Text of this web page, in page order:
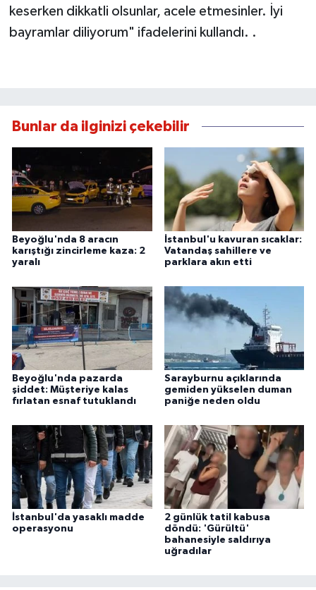
keserken dikkatli olsunlar, acele etmesinler. İyi
bayramlar diliyorum" ifadelerini kullandı. .
Bunlar da ilginizi çekebilir
Beyoğlu'nda 8 aracın
karıştığı zincirleme kaza: 2
yaralı
İstanbul'u kavuran sıcaklar:
Vatandaş sahillere ve
parklara akın etti
Beyoğlu'nda pazarda
şiddet: Müşteriye kalas
fırlatan esnaf tutuklandı
Sarayburnu açıklarında
gemiden yükselen duman
paniğe neden oldu
İstanbul'da yasaklı madde
operasyonu
2 günlük tatil kabusa
döndü: 'Gürültü'
bahanesiyle saldırıya
uğradılar